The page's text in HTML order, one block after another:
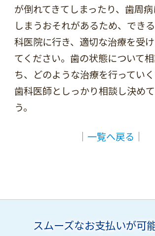
が倒れてきてしまったり、歯周
しまうおそれがあるため、でき
科医院に行き、適切な治療を受
てください。歯の状態について
ち、どのような治療を行ってい
歯科医師としっかり相談し決め
う。
│一覧へ戻る│
スムーズなお支払いが可